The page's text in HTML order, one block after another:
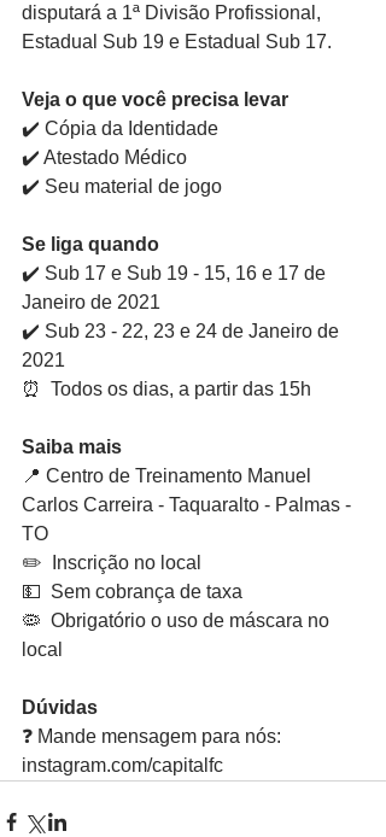
disputará a 1ª Divisão Profissional,
Estadual Sub 19 e Estadual Sub 17.
Veja o que você precisa levar
✔️ Cópia da Identidade
✔️ Atestado Médico
✔️ Seu material de jogo
Se liga quando
✔️ Sub 17 e Sub 19 - 15, 16 e 17 de
Janeiro de 2021
✔️ Sub 23 - 22, 23 e 24 de Janeiro de
2021
⏰  Todos os dias, a partir das 15h
Saiba mais
📍 Centro de Treinamento Manuel
Carlos Carreira - Taquaralto - Palmas -
TO
✏️  Inscrição no local
💵  Sem cobrança de taxa
🦠  Obrigatório o uso de máscara no
local
Dúvidas
❓ Mande mensagem para nós:
instagram.com/capitalfc